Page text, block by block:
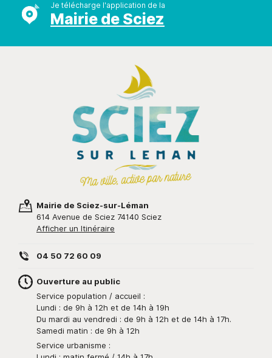
Je télécharge l'application de la
Mairie de Sciez
Mairie de Sciez-sur-Léman
614 Avenue de Sciez 74140 Sciez
Afficher un Itinéraire
04 50 72 60 09
Ouverture au public
Service population / accueil :
Lundi : de 9h à 12h et de 14h à 19h
Du mardi au vendredi : de 9h à 12h et de 14h à 17h.
Samedi matin : de 9h à 12h
Service urbanisme :